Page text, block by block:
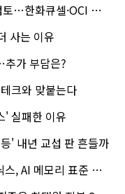
큐셀·OCI 영향은?
사는 이유
가 부담은?
크와 맞붙는다
' 실패한 이유
' 내년 교섭 판 흔들까
리 표준 선점 나섰다